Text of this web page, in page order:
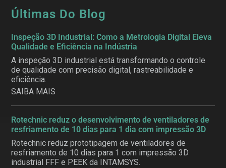
Últimas Do Blog
Inspeção 3D Industrial: Como a Metrologia Digital Eleva
Qualidade e Eficiência na Indústria
A inspeção 3D industrial está transformando o controle
de qualidade com precisão digital, rastreabilidade e
eficiência.
SAIBA MAIS
Rotechnic reduz o desenvolvimento de ventiladores de
resfriamento de 10 dias para 1 dia com impressão 3D
Rotechnic reduz prototipagem de ventiladores de
resfriamento de 10 dias para 1 com impressão 3D
industrial FFF e PEEK da INTAMSYS.